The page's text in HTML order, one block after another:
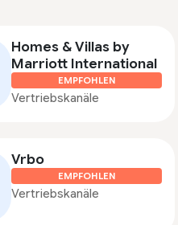
Homes & Villas by
Marriott International
EMPFOHLEN
Vertriebskanäle
Vrbo
EMPFOHLEN
Vertriebskanäle